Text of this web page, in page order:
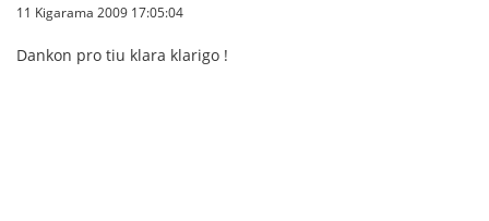
11 Kigarama 2009 17:05:04
Dankon pro tiu klara klarigo !